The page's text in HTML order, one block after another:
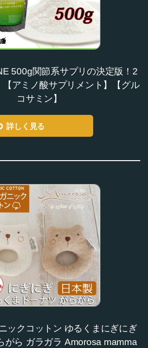
500g関節系サプリの決定版！2
アミノ酸サプリメント】【グル
コサミン】
詳しく見る
ックコットン ゆるくまにぎにぎ
がら ガラガラ Amorosa mamma